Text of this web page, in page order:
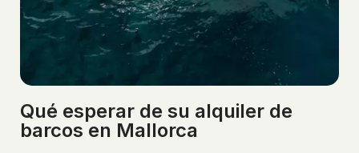
Qué esperar de su alquiler de
barcos en Mallorca